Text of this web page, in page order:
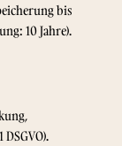
bis
10 Jahre).